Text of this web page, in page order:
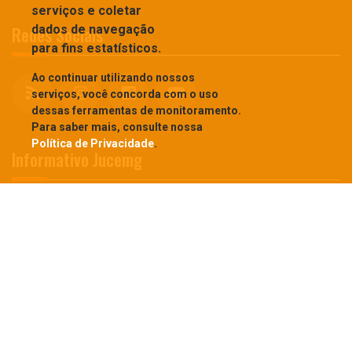
Redes Sociais
serviços e coletar
dados de navegação
para fins estatísticos.
Ao continuar utilizando nossos
serviços, você concorda com o uso
dessas ferramentas de monitoramento.
Para saber mais, consulte nossa
Política de Privacidade.